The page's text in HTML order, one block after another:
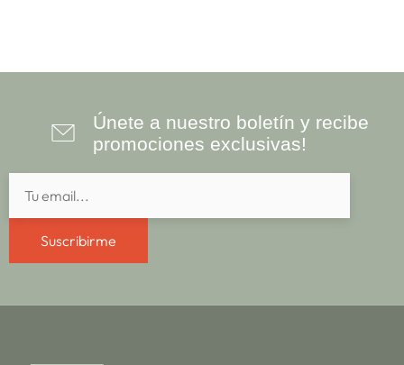
Únete a nuestro boletín y recibe
promociones exclusivas!
Suscribirme